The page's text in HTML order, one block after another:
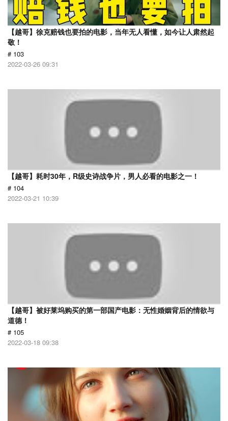
【越哥】徐克赔钱也要拍的电影，当年无人看懂，如今让人肃然起
敬！
# 103
2022-03-26 09:31
【越哥】耗时30年，R级史诗战争片，男人必看的电影之一！
# 104
2022-03-21 10:39
【越哥】被好莱坞购买的第一部国产电影：无性婚姻背后的情欲与
道德！
# 105
2022-03-18 09:38